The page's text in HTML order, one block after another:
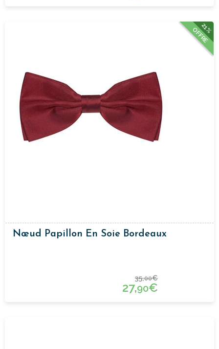
21%
OFFRE
Nœud Papillon En Soie Bordeaux
35,00€
27,90€